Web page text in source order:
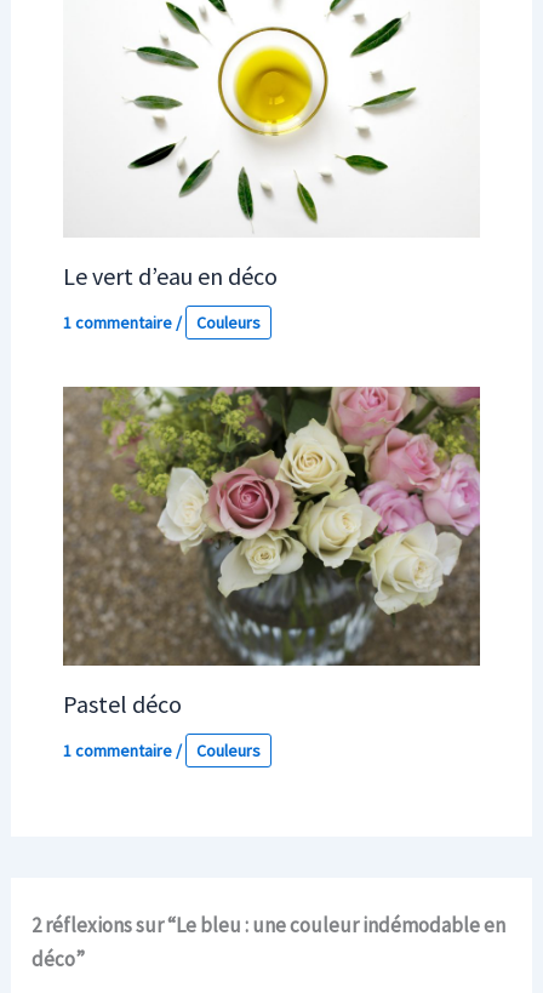
Le vert d’eau en déco
1 commentaire/ Couleurs
Pastel déco
1 commentaire/ Couleurs
2 réflexions sur “Le bleu : une couleur indémodable en
déco”